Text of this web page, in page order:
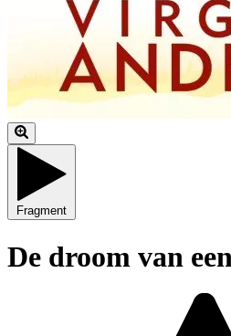
Fragment
De droom van